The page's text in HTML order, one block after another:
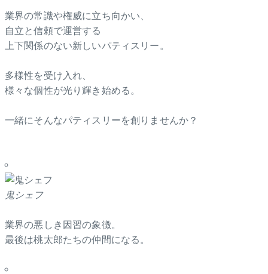
業界の常識や権威に立ち向かい、
自立と信頼で運営する
上下関係のない新しいパティスリー。
多様性を受け入れ、
様々な個性が光り輝き始める。
一緒にそんなパティスリーを創りませんか？
鬼シェフ
業界の悪しき因習の象徴。
最後は桃太郎たちの仲間になる。